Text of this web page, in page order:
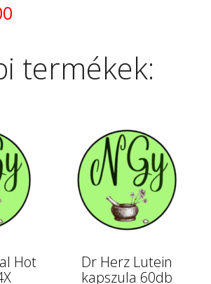
termékek:
Hot
Dr Herz Lutein
kapszula 60db